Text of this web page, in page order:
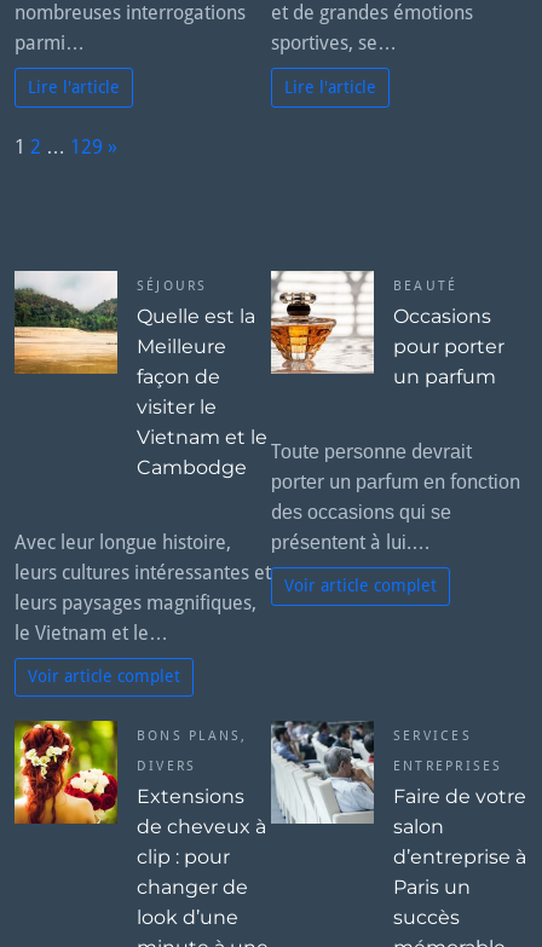
nombreuses interrogations
parmi…
Lire l'article
et de grandes émotions
sportives, se…
Lire l'article
P
1 2 … 129
t
»
SÉJOURS
Quelle est la
Meilleure
façon de
visiter le
Vietnam et le
Cambodge
Avec leur longue histoire,
leurs cultures intéressantes et
leurs paysages magnifiques,
le Vietnam et le…
Voir article complet
BEAUTÉ
Occasions
pour porter
un parfum
Tоutе реrѕоnnе dеvrаіt
роrtеr un раrfum еn fоnсtіоn
dеѕ оссаѕіоnѕ ԛuі ѕе
рréѕеntеnt à luі.…
Voir article complet
BONS PLANS ,
DIVERS
Extensions
de cheveux à
clip : pour
changer de
look d’une
SERVICES
ENTREPRISES
Faire de votre
salon
d’entreprise à
Paris un
succès